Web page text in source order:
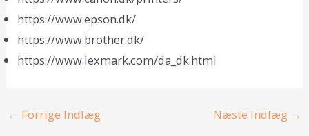
https://www.epson.dk/
https://www.brother.dk/
https://www.lexmark.com/da_dk.html
Post
← Forrige Indlæg Næste Indlæg →